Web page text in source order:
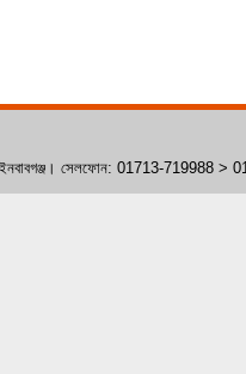
চাঁপাইনবাবগঞ্জ। সেলফোন: 01713-